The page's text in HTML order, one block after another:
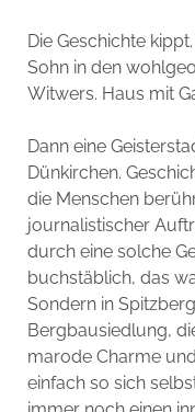
Die Geschichte
Sohn in den
Witwers. Haus mit
Dann eine
Dünkirchen.
die Menschen
journalistischer
durch eine solche
buchstäblich, das
Sondern in
Bergbausiedlung,
marode Charme
einfach so sich